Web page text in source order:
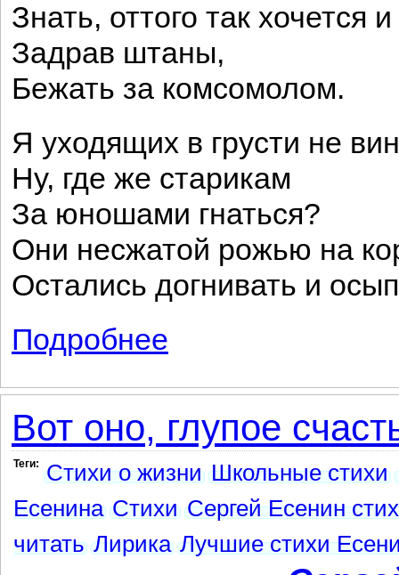
Знать, оттого так хочется
Задрав штаны,
Бежать за комсомолом.
Я уходящих в грусти не
Ну, где же старикам
За юношами гнаться?
Они несжатой рожью на
Остались догнивать и
Подробнее
Вот оно, глупое
Теги: Стихи о жизни Школьные стихи
Есенина Стихи Сергей Есенин
читать Лирика Лучшие стихи